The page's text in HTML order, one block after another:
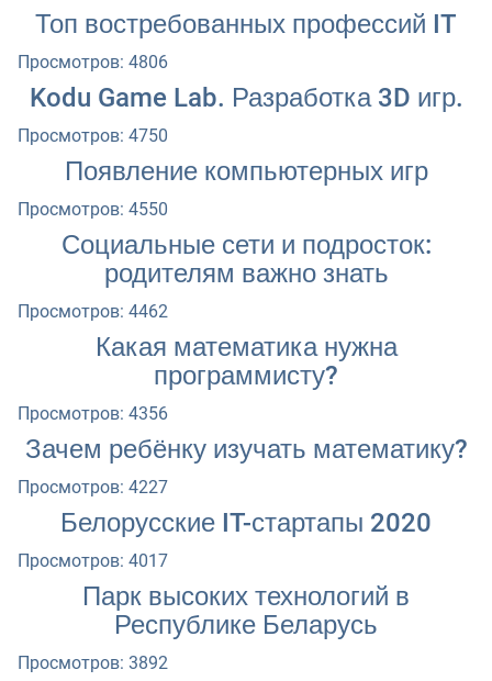
Топ востребованных профессий IT
Просмотров: 4806
Kodu Game Lab. Разработка 3D игр.
Просмотров: 4750
Появление компьютерных игр
Просмотров: 4550
Социальные сети и подросток:
родителям важно знать
Просмотров: 4462
Какая математика нужна
программисту?
Просмотров: 4356
Зачем ребёнку изучать математику?
Просмотров: 4227
Белорусские IT-стартапы 2020
Просмотров: 4017
Парк высоких технологий в
Республике Беларусь
Просмотров: 3892